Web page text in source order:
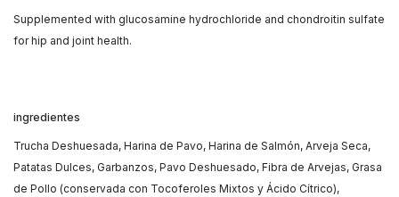
Supplemented with glucosamine hydrochloride and chondroitin sulfate
for hip and joint health.
ingredientes
Trucha Deshuesada, Harina de Pavo, Harina de Salmón, Arveja Seca,
Patatas Dulces, Garbanzos, Pavo Deshuesado, Fibra de Arvejas, Grasa
de Pollo (conservada con Tocoferoles Mixtos y Ácido Cítrico),